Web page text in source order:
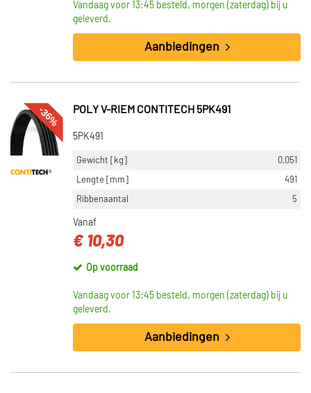
Vandaag voor 13:45 besteld, morgen (zaterdag) bij u
geleverd.
Aanbiedingen
-36% POLY V-RIEM CONTITECH 5PK491
5PK491
Gewicht [kg]
0,051
Lengte [mm]
491
Ribbenaantal
5
Vanaf
€ 10,30
Op voorraad
Vandaag voor 13:45 besteld, morgen (zaterdag) bij u
geleverd.
Aanbiedingen